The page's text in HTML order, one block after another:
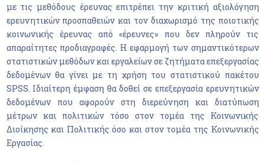
με τις μεθόδους έρευνας επιτρέπει την κριτική αξιολόγηση
ερευνητικών προσπαθειών και τον διαχωρισμό της ποιοτικής
κοινωνικής έρευνας από «έρευνες» που δεν πληρούν τις
απαραίτητες προδιαγραφές. H εφαρμογή των σημαντικότερων
στατιστικών μεθόδων και εργαλείων σε ζητήματα επεξεργασίας
δεδομένων θα γίνει με τη χρήση του στατιστικού πακέτου
SPSS. Ιδιαίτερη έμφαση θα δοθεί σε επεξεργασία ερευνητικών
δεδομένων που αφορούν στη διερεύνηση και διατύπωση
μέτρων και πολιτικών τόσο στον τομέα της Κοινωνικής
Διοίκησης και Πολιτικής όσο και στον τομέα της Κοινωνικής
Εργασίας.